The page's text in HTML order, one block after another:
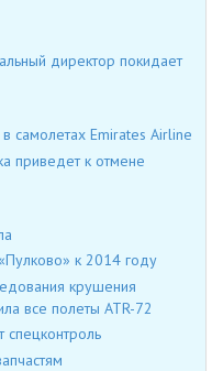
директор покидает
самолетах Emirates Airline
приведет к отмене
к 2014 году
крушения
все полеты ATR-72